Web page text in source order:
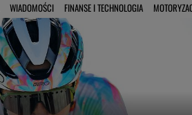
WIADOMOŚCI FINANSE I TECHNOLOGIA